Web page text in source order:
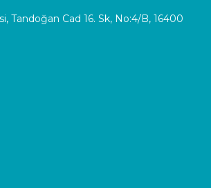
Tandoğan Cad 16. Sk, No:4/B, 16400